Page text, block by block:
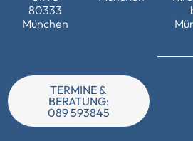
80333
München
TERMINE &
BERATUNG:
089 593845